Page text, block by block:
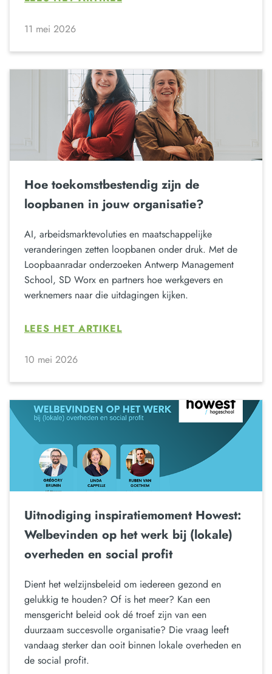
11 mei 2026
Hoe toekomstbestendig zijn de
loopbanen in jouw organisatie?
AI, arbeidsmarktevoluties en maatschappelijke
veranderingen zetten loopbanen onder druk. Met de
Loopbaanradar onderzoeken Antwerp Management
School, SD Worx en partners hoe werkgevers en
werknemers naar die uitdagingen kijken.
LEES HET ARTIKEL
10 mei 2026
Uitnodiging inspiratiemoment Howest:
Welbevinden op het werk bij (lokale)
overheden en social profit
Dient het welzijnsbeleid om iedereen gezond en
gelukkig te houden? Of is het meer? Kan een
mensgericht beleid ook dé troef zijn van een
duurzaam succesvolle organisatie? Die vraag leeft
vandaag sterker dan ooit binnen lokale overheden en
de social profit.